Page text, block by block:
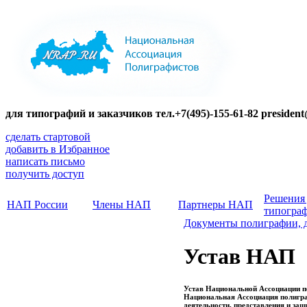
для типографий и заказчиков тел.+7(495)-155-61-82
сделать стартовой
добавить в Избранное
написать письмо
получить доступ
НАП России Члены НАП Партнеры НАП
Решения
Документы полиграфии,
Устав НАП
Устав Национальной Ассоциации
Национальная Ассоциация
деятельности, представления и